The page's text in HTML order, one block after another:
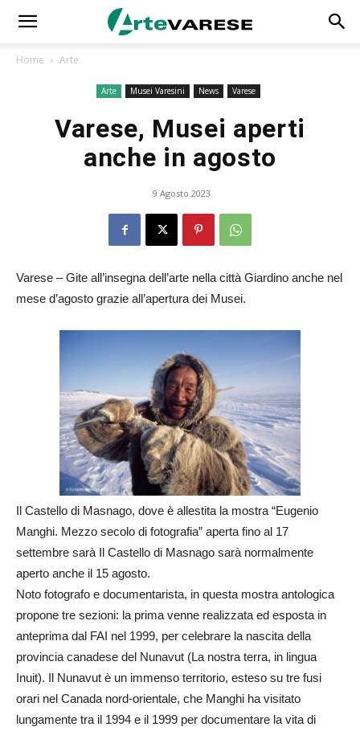
Home Arte
Arte Musei Varesini News Varese
Varese, Musei aperti
anche in agosto
9 Agosto 2023
Varese – Gite all’insegna dell’arte nella città Giardino anche nel
mese d’agosto grazie all’apertura dei Musei.
Il Castello di Masnago, dove è allestita la mostra “Eugenio
Manghi. Mezzo secolo di fotografia” aperta fino al 17
settembre sarà Il Castello di Masnago sarà normalmente
aperto anche il 15 agosto.
Noto fotografo e documentarista, in questa mostra antologica
propone tre sezioni: la prima venne realizzata ed esposta in
anteprima dal FAI nel 1999, per celebrare la nascita della
provincia canadese del Nunavut (La nostra terra, in lingua
Inuit). Il Nunavut è un immenso territorio, esteso su tre fusi
orari nel Canada nord-orientale, che Manghi ha visitato
lungamente tra il 1994 e il 1999 per documentare la vita di